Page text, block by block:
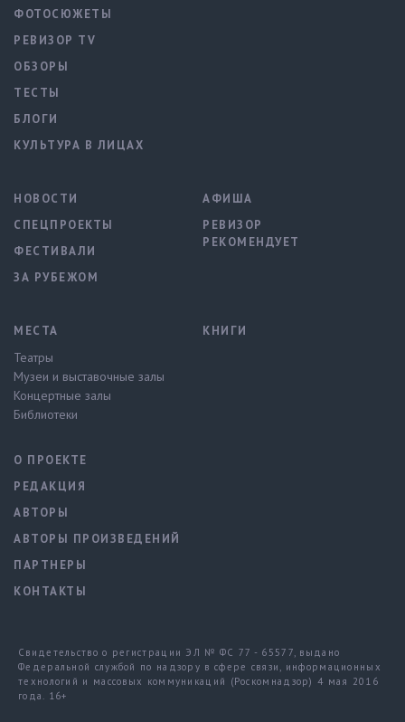
ФОТОСЮЖЕТЫ
РЕВИЗОР TV
ОБЗОРЫ
ТЕСТЫ
БЛОГИ
КУЛЬТУРА В ЛИЦАХ
НОВОСТИ
СПЕЦПРОЕКТЫ
ФЕСТИВАЛИ
ЗА РУБЕЖОМ
АФИША
РЕВИЗОР
РЕКОМЕНДУЕТ
МЕСТА
Театры
Музеи и выставочные залы
Концертные залы
Библиотеки
КНИГИ
О ПРОЕКТЕ
РЕДАКЦИЯ
АВТОРЫ
АВТОРЫ ПРОИЗВЕДЕНИЙ
ПАРТНЕРЫ
КОНТАКТЫ
Свидетельство о регистрации ЭЛ № ФС 77 - 65577, выдано
Федеральной службой по надзору в сфере связи, информационных
технологий и массовых коммуникаций (Роскомнадзор) 4 мая 2016
года. 16+